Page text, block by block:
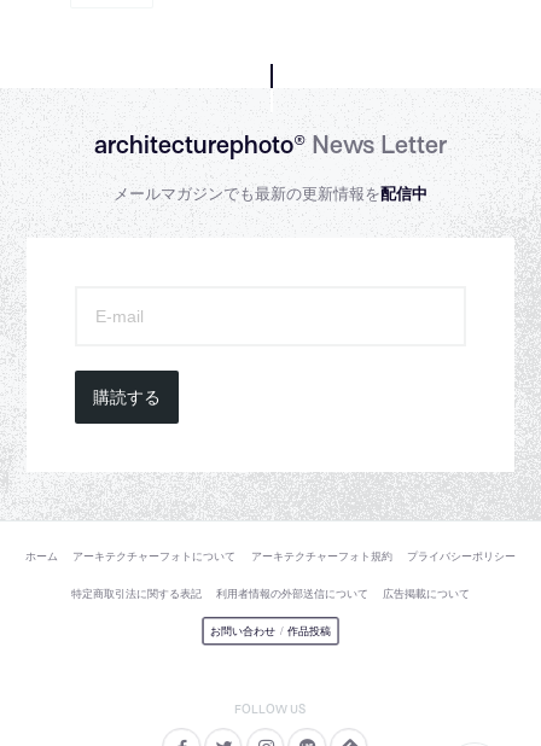
architecturephoto®News Letter
メールマガジンでも最新の更新情報を配信中
購読する
ホーム アーキテクチャーフォトについて アーキテクチャーフォト規約 プライバシーポリシー
特定商取引法に関する表記 利用者情報の外部送信について 広告掲載について
お問い合わせ / 作品投稿